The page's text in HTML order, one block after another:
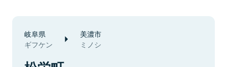
岐阜県
ギフケン
美濃市
ミノシ